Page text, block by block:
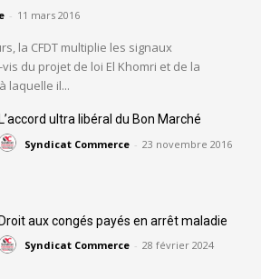
- 11 mars 2016
la CFDT multiplie les signaux
du projet de loi El Khomri et de la
laquelle il...
L’accord ultra libéral du Bon Marché
Syndicat Commerce - 23 novembre 2016
Droit aux congés payés en arrêt maladie
Syndicat Commerce - 28 février 2024